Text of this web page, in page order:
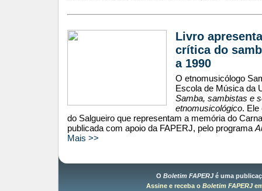
Livro
crítica do
a 1990
O etnomusicólogo
Escola de Música da
Samba, sambistas e
etnomusicológico. Ele
do Salgueiro que representam a memória do
publicada com apoio da FAPERJ, pelo programa
Mais >>
O Boletim FAPERJé uma
Assine e receba o Boletim FAPERJ